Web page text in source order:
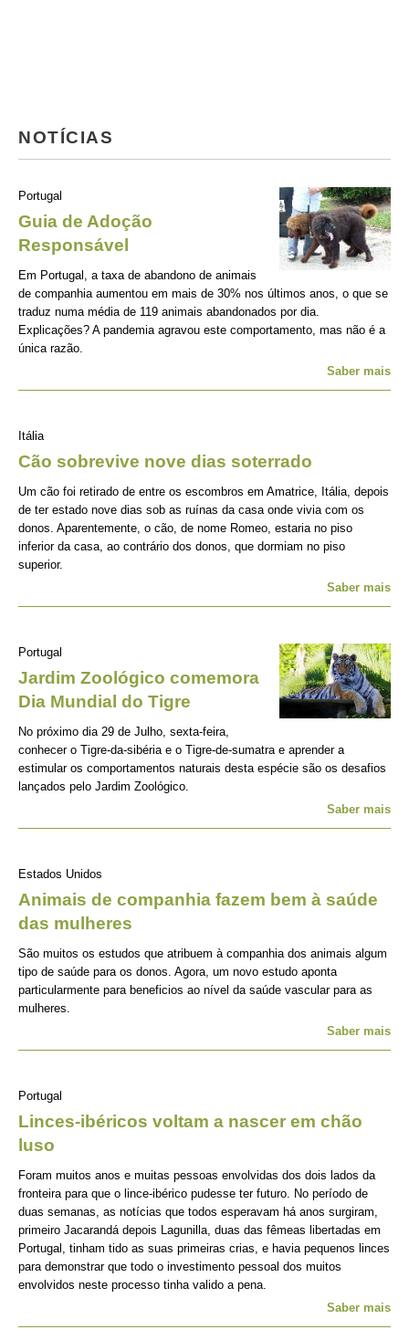
NOTÍCIAS
Portugal
Guia de Adoção
Responsável
Em Portugal, a taxa de abandono de animais
de companhia aumentou em mais de 30% nos últimos anos, o que se
traduz numa média de 119 animais abandonados por dia.
Explicações? A pandemia agravou este comportamento, mas não é a
única razão.
Saber mais
Itália
Cão sobrevive nove dias soterrado
Um cão foi retirado de entre os escombros em Amatrice, Itália, depois
de ter estado nove dias sob as ruínas da casa onde vivia com os
donos. Aparentemente, o cão, de nome Romeo, estaria no piso
inferior da casa, ao contrário dos donos, que dormiam no piso
superior.
Saber mais
Portugal
Jardim Zoológico comemora
Dia Mundial do Tigre
No próximo dia 29 de Julho, sexta-feira,
conhecer o Tigre-da-sibéria e o Tigre-de-sumatra e aprender a
estimular os comportamentos naturais desta espécie são os desafios
lançados pelo Jardim Zoológico.
Saber mais
Estados Unidos
Animais de companhia fazem bem à saúde
das mulheres
São muitos os estudos que atribuem à companhia dos animais algum
tipo de saúde para os donos. Agora, um novo estudo aponta
particularmente para beneficios ao nível da saúde vascular para as
mulheres.
Saber mais
Portugal
Linces-ibéricos voltam a nascer em chão
luso
Foram muitos anos e muitas pessoas envolvidas dos dois lados da
fronteira para que o lince-ibérico pudesse ter futuro. No período de
duas semanas, as notícias que todos esperavam há anos surgiram,
primeiro Jacarandá depois Lagunilla, duas das fêmeas libertadas em
Portugal, tinham tido as suas primeiras crias, e havia pequenos linces
para demonstrar que todo o investimento pessoal dos muitos
envolvidos neste processo tinha valido a pena.
Saber mais